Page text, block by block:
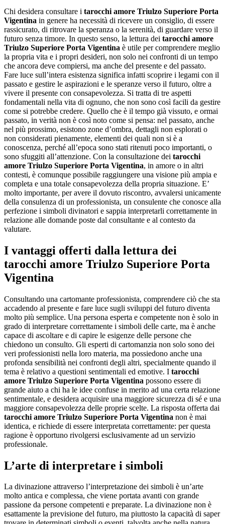
Chi desidera consultare i tarocchi amore Triulzo Superiore Porta
Vigentina in genere ha necessità di ricevere un consiglio, di essere
rassicurato, di ritrovare la speranza o la serenità, di guardare verso il
futuro senza timore. In questo senso, la lettura dei tarocchi amore
Triulzo Superiore Porta Vigentina è utile per comprendere meglio
la propria vita e i propri desideri, non solo nei confronti di un tempo
che ancora deve compiersi, ma anche del presente e del passato.
Fare luce sull’intera esistenza significa infatti scoprire i legami con il
passato e gestire le aspirazioni e le speranze verso il futuro, oltre a
vivere il presente con consapevolezza. Si tratta di tre aspetti
fondamentali nella vita di ognuno, che non sono così facili da gestire
come si potrebbe credere. Quello che è il tempo già vissuto, e ormai
passato, in verità non è così noto come si pensa: nel passato, anche
nel più prossimo, esistono zone d’ombra, dettagli non esplorati o
non considerati pienamente, elementi dei quali non si è a
conoscenza, perché all’epoca sono stati ritenuti poco importanti, o
sono sfuggiti all’attenzione. Con la consultazione dei tarocchi
amore Triulzo Superiore Porta Vigentina, in amore o in altri
contesti, è comunque possibile raggiungere una visione più ampia e
completa e una totale consapevolezza della propria situazione. E’
molto importante, per avere il dovuto riscontro, avvalersi unicamente
della consulenza di un professionista, un consulente che conosce alla
perfezione i simboli divinatori e sappia interpretarli correttamente in
relazione alle domande poste dal consultante e al contesto da
valutare.
I vantaggi offerti dalla lettura dei
tarocchi amore Triulzo Superiore Porta
Vigentina
Consultando una cartomante professionista, comprendere ciò che sta
accadendo al presente e fare luce sugli sviluppi del futuro diventa
molto più semplice. Una persona esperta e competente non è solo in
grado di interpretare correttamente i simboli delle carte, ma è anche
capace di ascoltare e di capire le esigenze delle persone che
chiedono un consulto. Gli esperti di cartomanzia non solo sono dei
veri professionisti nella loro materia, ma possiedono anche una
profonda sensibilità nei confronti degli altri, specialmente quando il
tema è relativo a questioni sentimentali ed emotive. I tarocchi
amore Triulzo Superiore Porta Vigentina possono essere di
grande aiuto a chi ha le idee confuse in merito ad una certa relazione
sentimentale, e desidera acquisire una maggiore sicurezza di sé e una
maggiore consapevolezza delle proprie scelte. La risposta offerta dai
tarocchi amore Triulzo Superiore Porta Vigentina non è mai
identica, e richiede di essere interpretata correttamente: per questa
ragione è opportuno rivolgersi esclusivamente ad un servizio
professionale.
L’arte di interpretare i simboli
La divinazione attraverso l’interpretazione dei simboli è un’arte
molto antica e complessa, che viene portata avanti con grande
passione da persone competenti e preparate. La divinazione non è
esattamente la previsione del futuro, ma piuttosto la capacità di saper